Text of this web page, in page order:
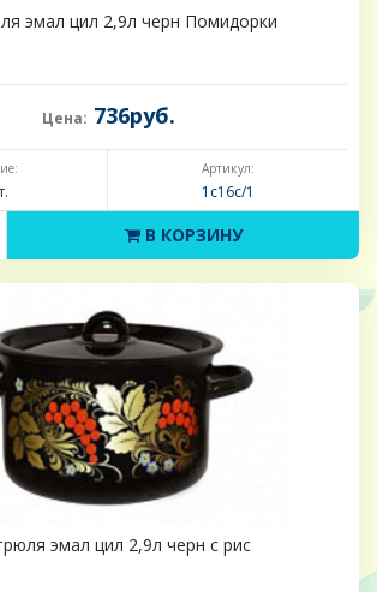
эмал цил 2,9л черн Помидорки
Цена: 736руб.
Артикул:
1с16с/1
В КОРЗИНУ
эмал цил 2,9л черн с рис